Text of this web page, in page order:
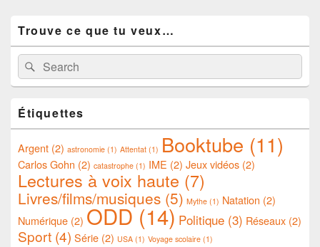
Sidebar
Widget
Area
Trouve ce que tu veux…
Search
for:
Search
Étiquettes
Argent (2) astronomie (1) Attentat (1) Booktube (11)
Carlos Gohn (2) catastrophe (1) IME (2) Jeux vidéos (2)
Lectures à voix haute (7)
Livres/films/musiques (5) Mythe (1) Natation (2)
Numérique (2) ODD(14) Politique (3) Réseaux (2)
Sport (4) Série (2) USA (1) Voyage scolaire (1)